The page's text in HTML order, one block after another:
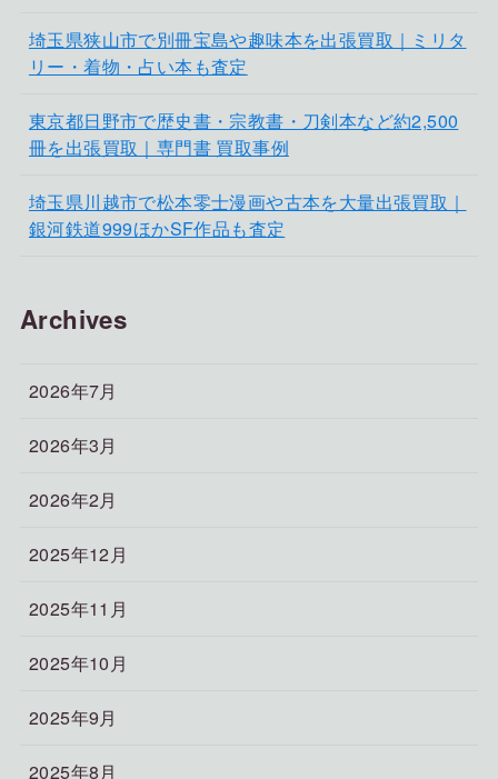
埼玉県狭山市で別冊宝島や趣味本を出張買取｜ミリタ
リー・着物・占い本も査定
東京都日野市で歴史書・宗教書・刀剣本など約2,500
冊を出張買取｜専門書 買取事例
埼玉県川越市で松本零士漫画や古本を大量出張買取｜
銀河鉄道999ほかSF作品も査定
Archives
2026年7月
2026年3月
2026年2月
2025年12月
2025年11月
2025年10月
2025年9月
2025年8月